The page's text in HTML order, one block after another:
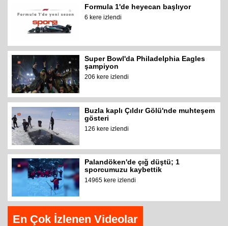
Formula 1'de heyecan başlıyor
6 kere izlendi
Super Bowl'da Philadelphia Eagles
şampiyon
206 kere izlendi
Buzla kaplı Çıldır Gölü'nde muhteşem
gösteri
126 kere izlendi
Palandöken'de çığ düştü; 1
sporcumuzu kaybettik
14965 kere izlendi
En Çok İzlenen Videolar